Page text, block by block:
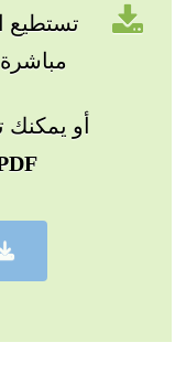
تستطيع
أو يمكنك